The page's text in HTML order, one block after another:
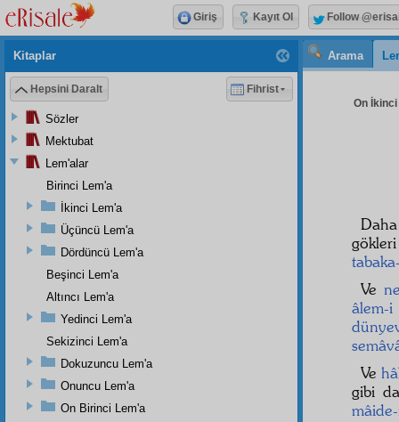
Arama
On İkinci
Ve
âlem-i
Ve
gibi
Kitaplar
Hepsini Daralt Fihrist
Sözler
Mektubat
Lem'alar
Birinci Lem'a
İkinci Lem'a
Üçüncü Lem'a
Dördüncü Lem'a
Beşinci Lem'a
Altıncı Lem'a
Yedinci Lem'a
Sekizinci Lem'a
Dokuzuncu Lem'a
Onuncu Lem'a
On Birinci Lem'a
Giriş Kayıt Ol Follow